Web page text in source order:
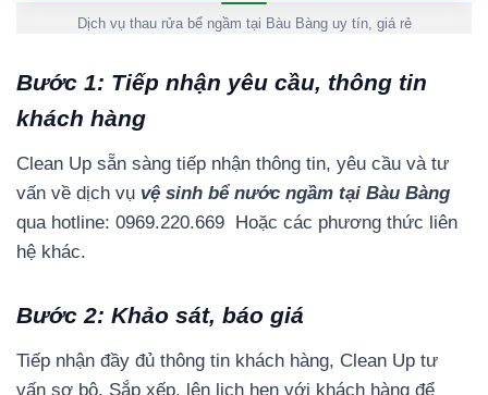
Dịch vụ thau rửa bể ngầm tại Bàu Bàng uy tín, giá rẻ
Bước 1: Tiếp nhận yêu cầu, thông tin
khách hàng
Clean Up sẵn sàng tiếp nhận thông tin, yêu cầu và tư
vấn về dịch vụ vệ sinh bể nước ngầm tại Bàu Bàng
qua hotline: 0969.220.669 Hoặc các phương thức liên
hệ khác.
Bước 2: Khảo sát, báo giá
Tiếp nhận đầy đủ thông tin khách hàng, Clean Up tư
vấn sơ bộ. Sắp xếp, lên lịch hẹn với khách hàng để